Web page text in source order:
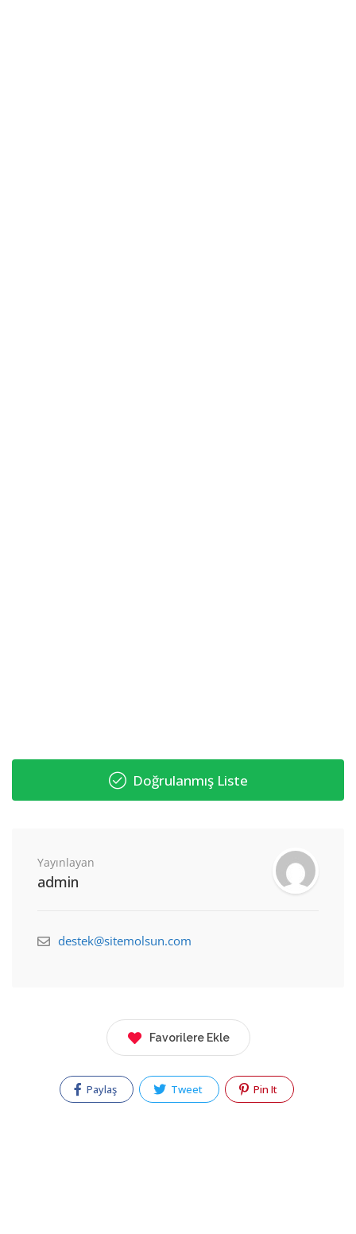
Doğrulanmış Liste
Yayınlayan
admin
destek@sitemolsun.com
Favorilere Ekle
Paylaş Tweet Pin It